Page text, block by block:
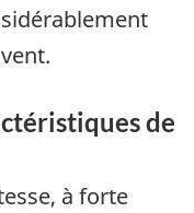
de
à forte